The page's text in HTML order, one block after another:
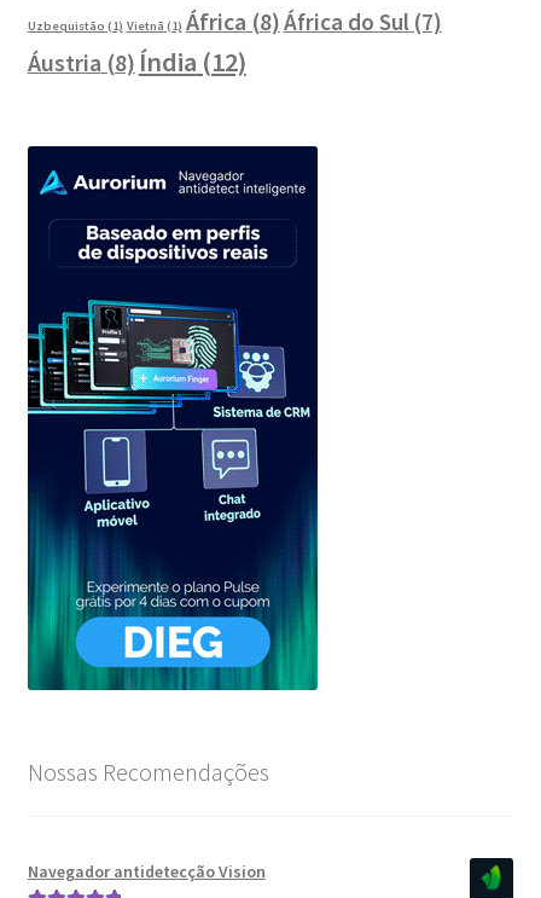
Uzbequistão (1) Vietnã (1) África (8)África do Sul(7)
Áustria (8) Índia (12)
Nossas Recomendações
Navegador antidetecção Vision